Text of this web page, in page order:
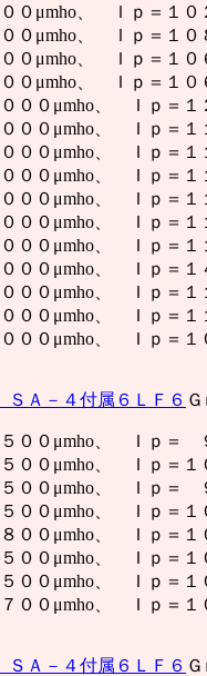
０μmho、 Ｉｐ＝１０
０μmho、 Ｉｐ＝１０
０μmho、 Ｉｐ＝１０
０μmho、 Ｉｐ＝１０
００μmho、 Ｉｐ＝１
００μmho、 Ｉｐ＝１
００μmho、 Ｉｐ＝１
００μmho、 Ｉｐ＝１
００μmho、 Ｉｐ＝１
００μmho、 Ｉｐ＝１
００μmho、 Ｉｐ＝１
００μmho、 Ｉｐ＝１
００μmho、 Ｉｐ＝１
００μmho、 Ｉｐ＝１
００μmho、 Ｉｐ＝１
Ａ－４付属６ＬＦ６
００μmho、 Ｉｐ＝
００μmho、 Ｉｐ＝１
００μmho、 Ｉｐ＝
００μmho、 Ｉｐ＝１
００μmho、 Ｉｐ＝１
００μmho、 Ｉｐ＝１
００μmho、 Ｉｐ＝１
００μmho、 Ｉｐ＝１
Ａ－４付属６ＬＦ６